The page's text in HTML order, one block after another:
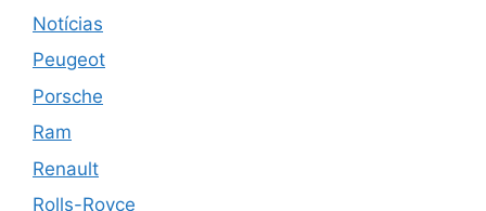
Notícias
Peugeot
Porsche
Ram
Renault
Rolls-Royce